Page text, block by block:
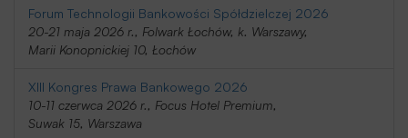
Forum Technologii Bankowości Spółdzielczej 2026
20-21 maja 2026 r., Folwark Łochów, k. Warszawy,
Marii Konopnickiej 10, Łochów
XIII Kongres Prawa Bankowego 2026
10-11 czerwca 2026 r., Focus Hotel Premium,
Suwak 15, Warszawa